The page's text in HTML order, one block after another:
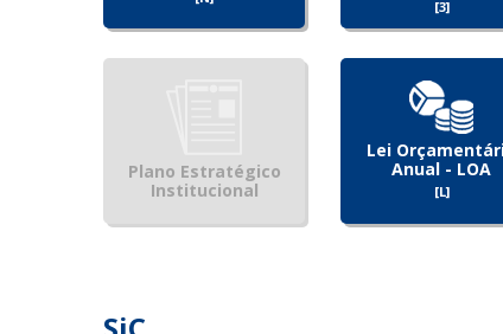
[3]
Plano Estratégico
Institucional
Lei
Anual - LOA
[L]